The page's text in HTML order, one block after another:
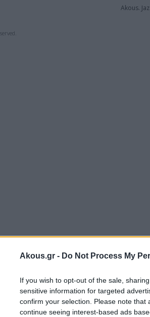
Akous.gr - Do Not Process My
If you wish to opt-out of the sale,
sensitive information for targeted
confirm your selection. Please note
continue seeing interest-based ads
Akous.